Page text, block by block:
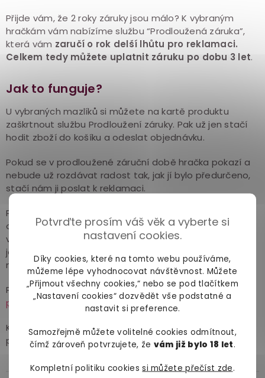
Potvrďte prosím váš věk a vyberte si
nastavení cookies.
Díky cookies, které na tomto webu používáme,
můžeme lépe vyhodnocovat návštěvnost. Můžete
„Přijmout všechny cookies,“ nebo se pod tlačítkem
„Nastavení cookies“ dozvědět vše podstatné a
nastavit si preference.
Samozřejmě můžete volitelné cookies odmítnout,
čímž zároveň potvrzujete, že vám již bylo 18 let.
Kompletní politiku cookiessi můžete přečíst zde.
Přijde vám, že 2 roky záruky jsou málo? K vybraným
hračkám vám nabízíme službu “Prodloužená záruka”,
která vám zaručí o rok delší lhůtu pro reklamaci.
Celkem tedy můžete uplatnit záruku po dobu 3 let.
Jak to funguje?
U vybraných mazlíků si můžete na kartě produktu
zaškrtnout službu Prodloužení záruky. Pak už jen stačí
hodit zboží do košíku a odeslat objednávku.
Pokud se v prodloužené záruční době hračka pokazí a
nebude už rozdávat radost tak, jak jí bylo předurčeno,
stačí nám ji poslat k reklamaci.
Prodloužená záruka se nevztahuje na běžné
opotřebení hračky, ale pouze na vady, které vám brání
ve využívání funkcí, které u ní byly prezentovány při
jejím nákupu (např. přestane vibrovat nebo nejde
nabít).
Postup reklamace najdete na stránceJak postupovat
při reklamaci.
Kompletní podmínky služby najdete v obchodních
podmínkách v sekciProdloužená záruka .